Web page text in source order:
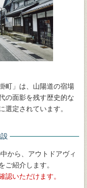
町」は、山陽道の宿場
の面影を残す歴史的な
選定されています。
から、アウトドアヴィ
ご紹介します。
認いただけます。